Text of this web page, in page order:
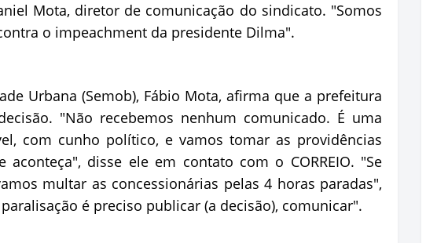
Mota, diretor de comunicação do sindicato. "Somos
o impeachment da presidente Dilma".
Urbana (Semob), Fábio Mota, afirma que a prefeitura
"Não recebemos nenhum comunicado. É uma
com cunho político, e vamos tomar as providências
aconteça", disse ele em contato com o CORREIO. "Se
multar as concessionárias pelas 4 horas paradas",
é preciso publicar (a decisão), comunicar".